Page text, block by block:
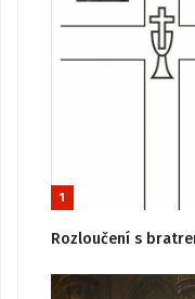
1
Rozloučení s